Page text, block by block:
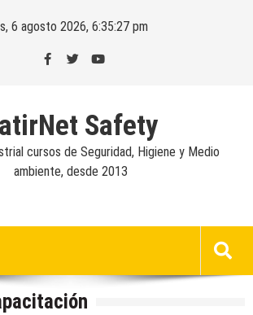
6 agosto 2026, 6:35:27 pm
Safety
cursos de Seguridad, Higiene y Medio
ambiente, desde 2013